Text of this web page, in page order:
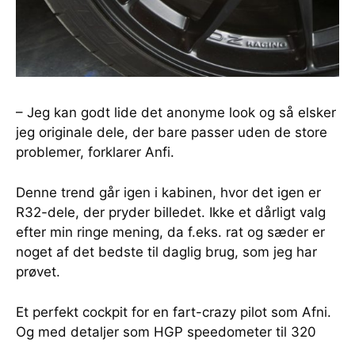
– Jeg kan godt lide det anonyme look og så elsker
jeg originale dele, der bare passer uden de store
problemer, forklarer Anfi.
Denne trend går igen i kabinen, hvor det igen er
R32-dele, der pryder billedet. Ikke et dårligt valg
efter min ringe mening, da f.eks. rat og sæder er
noget af det bedste til daglig brug, som jeg har
prøvet.
Et perfekt cockpit for en fart-crazy pilot som Afni.
Og med detaljer som HGP speedometer til 320